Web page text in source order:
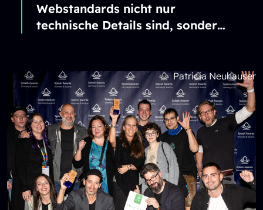
Webstandards nicht nur
technische Details sind, sondern
Unternehmen, Teams und
Communities setzen am 30.
November eine blaue Mütze auf
und zeigen damit, dass sie eine
offene und inklusive digitale
Zukunft unterstützen.
Patricia Neuhauser